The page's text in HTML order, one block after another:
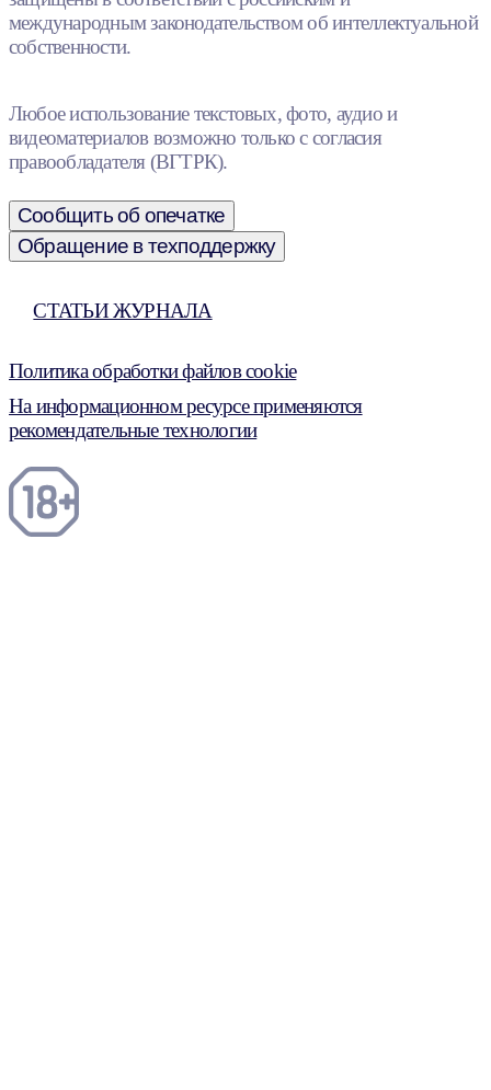
международным законодательством об интеллектуальной
собственности.
Любое использование текстовых, фото, аудио и
видеоматериалов возможно только с согласия
правообладателя (ВГТРК).
Сообщить об опечатке
Обращение в техподдержку
СТАТЬИ ЖУРНАЛА
Политика обработки файлов cookie
На информационном ресурсе применяются
рекомендательные технологии